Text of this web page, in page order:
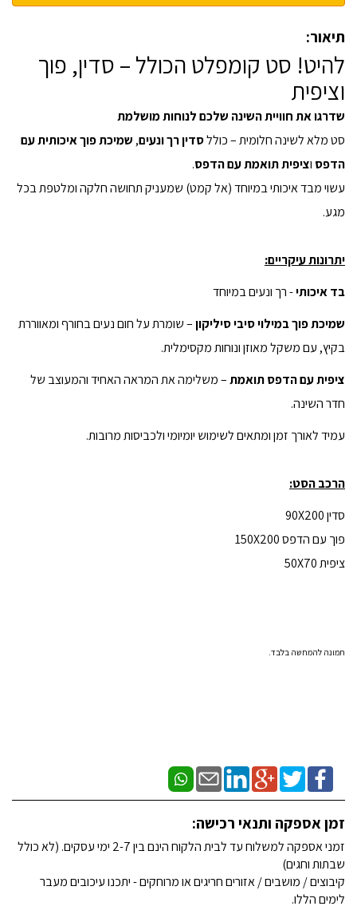
תיאור:
להיט! סט קומפלט הכולל – סדין, פוך
וציפית
שדרגו את חוויית השינה שלכם לנוחות מושלמת
סט מלא לשינה חלומית – כוללסדין רך ונעים, שמיכת פוך איכותית עם
הדפס וציפית תואמת עם הדפס.
עשוי מבד איכותי במיוחד (אל קמט) שמעניק תחושה חלקה ומלטפת בכל
מגע.
יתרונות עיקריים:
בד איכותי- רך ונעים במיוחד
שמיכת פוך במילוי סיבי סיליקון– שומרת על חום נעים בחורף ומאווררת
בקיץ, עם משקל מאוזן ונוחות מקסימלית.
ציפית עם הדפס תואמת– משלימה את המראה האחיד והמעוצב של
חדר השינה.
עמיד לאורך זמן ומתאים לשימוש יומיומי ולכביסות מרובות.
הרכב הסט:
סדין 90X200
פוך עם הדפס 150X200
ציפית 50X70
תמונה להמחשה בלבד.
זמן אספקה ותנאי רכישה:
זמני אספקה למשלוח עד לבית הלקוח הינם בין 2-7 ימי עסקים. (לא כולל
שבתות וחגים)
קיבוצים / מושבים / אזורים חריגים או מרוחקים - יתכנו עיכובים מעבר
לימים הללו.